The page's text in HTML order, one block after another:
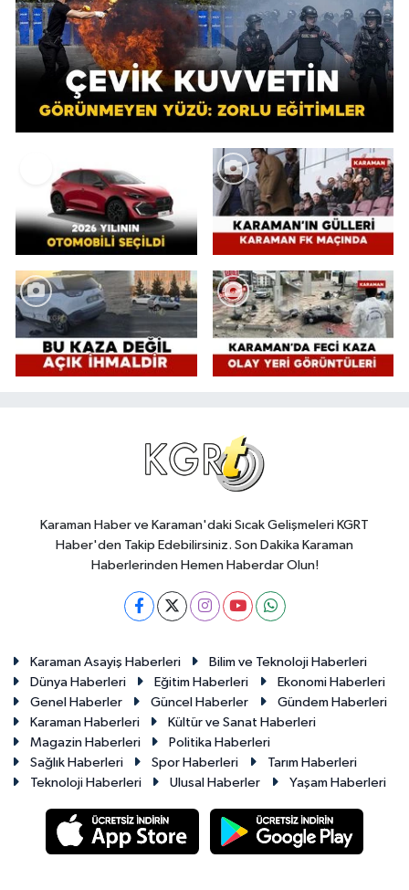
Karaman Haber ve Karaman'daki Sıcak Gelişmeleri KGRT
Haber'den Takip Edebilirsiniz. Son Dakika Karaman
Haberlerinden Hemen Haberdar Olun!
Karaman Asayiş Haberleri
Bilim ve Teknoloji Haberleri
Dünya Haberleri
Eğitim Haberleri
Ekonomi Haberleri
Genel Haberler
Güncel Haberler
Gündem Haberleri
Karaman Haberleri
Kültür ve Sanat Haberleri
Magazin Haberleri
Politika Haberleri
Sağlık Haberleri
Spor Haberleri
Tarım Haberleri
Teknoloji Haberleri
Ulusal Haberler Yaşam Haberleri